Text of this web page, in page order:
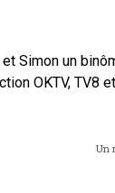
Simon un
OKTV, TV8
Un